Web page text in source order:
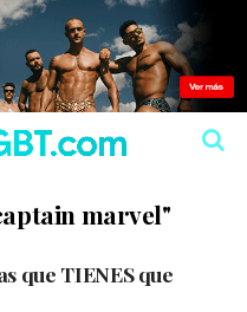
marvel"
que TIENES que